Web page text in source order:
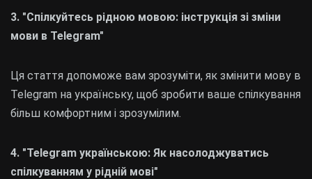
3. "Спілкуйтесь рідною мовою: інструкція зі зміни
мови в Telegram"
Ця стаття допоможе вам зрозуміти, як змінити мову в
Telegram на українську, щоб зробити ваше спілкування
більш комфортним і зрозумілим.
4. "Telegram українською: Як насолоджуватись
спілкуванням у рідній мові"